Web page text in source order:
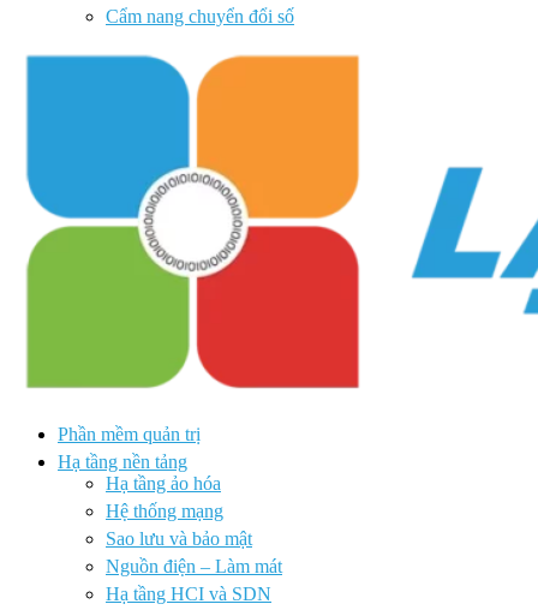
Cẩm nang chuyển đổi số
Phần mềm quản trị
Hạ tầng nền tảng
Hạ tầng ảo hóa
Hệ thống mạng
Sao lưu và bảo mật
Nguồn điện – Làm mát
Hạ tầng HCI và SDN